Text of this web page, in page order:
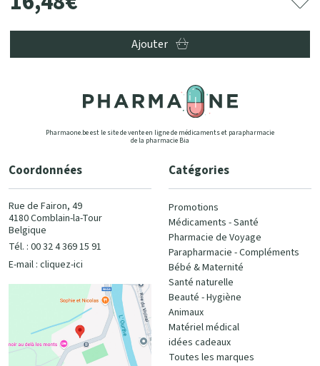
Ajouter
Pharmaone.be est le site de vente en ligne de médicaments et parapharmacie
de la pharmacie Bia
Coordonnées
Rue de Fairon, 49
4180 Comblain-la-Tour
Belgique
Tél. : 00 32 4 369 15 91
E-mail : cliquez-ici
Catégories
Promotions
Médicaments - Santé
Pharmacie de Voyage
Parapharmacie - Compléments
Bébé & Maternité
Santé naturelle
Beauté - Hygiène
Animaux
Matériel médical
idées cadeaux
Toutes les marques